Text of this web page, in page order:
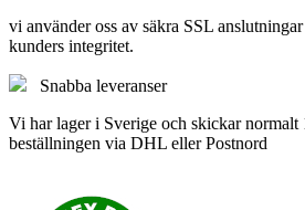
vi använder oss av säkra SSL
kunders integritet.
Snabba leveranser
Vi har lager i Sverige och skickar normalt
beställningen via DHL eller Postnord